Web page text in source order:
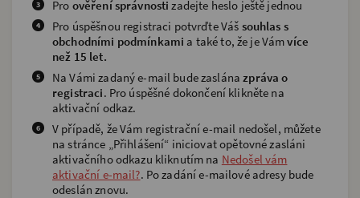
Pro ověření správnosti zadejte heslo ještě jednou
Pro úspěšnou registraci potvrďte Váš souhlas s
obchodními podmínkami a také to, že je Vámvíce
než 15 let.
Na Vámi zadaný e-mail bude zaslánazpráva o
registraci. Pro úspěšné dokončení klikněte na
aktivační odkaz.
V případě, že Vám registrační e-mail nedošel, můžete
na stránce „Přihlášení“ iniciovat opětovné zasláni
aktivačního odkazu kliknutím na Nedošel vám
aktivační e-mail?. Po zadání e-mailové adresy bude
odeslán znovu.